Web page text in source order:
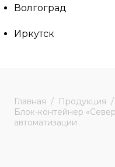
Волгоград
Иркутск
Главная Продукция
Блок-контейнер
автоматизации